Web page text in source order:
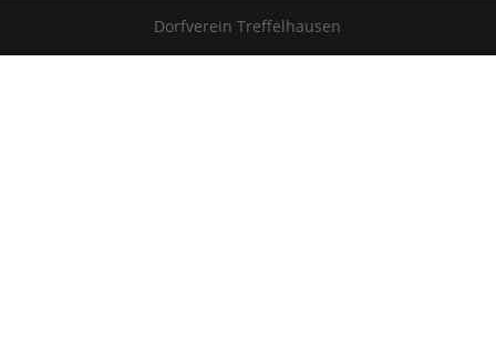
Dorfverein Treffelhausen